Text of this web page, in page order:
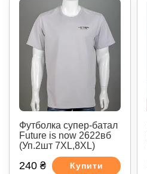
Футболка супер-батал
Future is now 2622вб
(Уп.2шт 7XL,8XL)
240 ₴ Купити